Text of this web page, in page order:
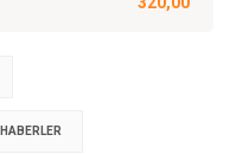
HABERLER